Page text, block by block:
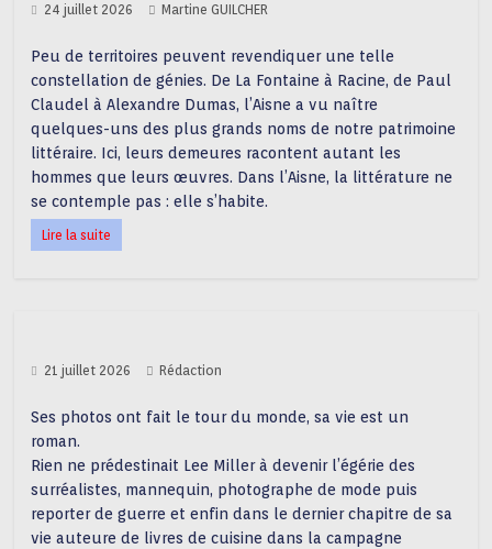
24 juillet 2026 Martine GUILCHER
Peu de territoires peuvent revendiquer une telle
constellation de génies. De La Fontaine à Racine, de Paul
Claudel à Alexandre Dumas, l’Aisne a vu naître
quelques-uns des plus grands noms de notre patrimoine
littéraire. Ici, leurs demeures racontent autant les
hommes que leurs œuvres. Dans l’Aisne, la littérature ne
se contemple pas : elle s’habite.
Lire la suite
21 juillet 2026 Rédaction
Ses photos ont fait le tour du monde, sa vie est un
roman.
Rien ne prédestinait Lee Miller à devenir l’égérie des
surréalistes, mannequin, photographe de mode puis
reporter de guerre et enfin dans le dernier chapitre de sa
vie auteure de livres de cuisine dans la campagne